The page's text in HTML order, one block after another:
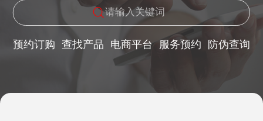
预约订购 查找产品 电商平台 服务预约 防伪查询